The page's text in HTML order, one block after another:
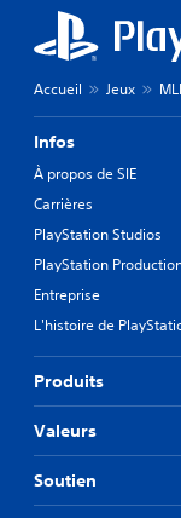
Accueil Jeux
Infos
À propos de SIE
Carrières
PlayStation Studios
PlayStation
Entreprise
L'histoire de
Produits
Valeurs
Soutien